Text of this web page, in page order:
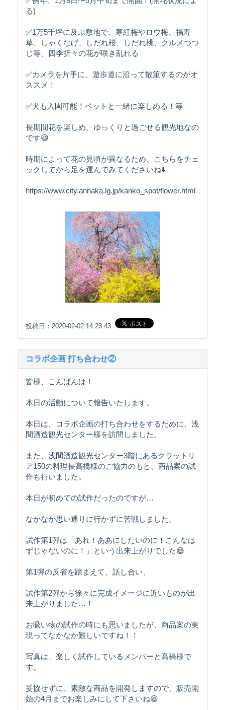
る)
✅1万5千坪に及ぶ敷地で、寒紅梅やロウ梅、福寿
草、しゃくなげ、しだれ桜、しだれ桃、クルメつつ
じ等、四季折々の花が咲き乱れる
✅カメラを片手に、遊歩道に沿って散策するのがオ
ススメ！
✅犬も入園可能！ペットと一緒に楽しめる！等
長期間花を楽しめ、ゆっくりと過ごせる観光地なの
です😄
時期によって花の見頃が異なるため、こちらをチェ
ックしてから足を運んでみてくださいね⬇️
https://www.city.annaka.lg.jp/kanko_spot/flower.html
投稿日：2020-02-02 14:23:43
コラボ企画 打ち合わせ②
皆様、こんばんは！
本日の活動について報告いたします。
本日は、コラボ企画の打ち合わせをするために、浅
間酒造観光センター様を訪問しました。
また、浅間酒造観光センター3階にあるクラットリ
ア150の料理長高橋様のご協力のもと、商品案の試
作も行いました。
本日が初めての試作だったのですが…
なかなか思い通りに行かずに苦戦しました。
試作第1弾は「あれ！ああにしたいのに！こんなは
ずじゃないのに！」という出来上がりでした😅
第1弾の反省を踏まえて、話し合い、
試作第2弾から徐々に完成イメージに近いものが出
来上がりました…！
お吸い物の試作の時にも思いましたが、商品案の実
現ってなかなか難しいですね！！
写真は、楽しく試作しているメンバーと高橋様で
す。
妥協せずに、素敵な商品を開発しますので、販売開
始の4月までお楽しみにして下さいね😆